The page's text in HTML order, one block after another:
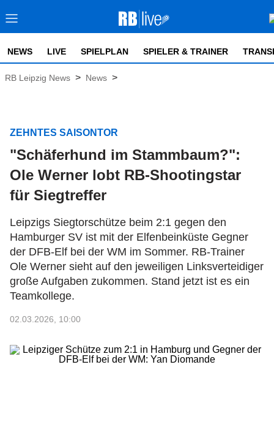
NEWS LIVE SPIELPLAN SPIELER & TRAINER
RB Leipzig News > News >
ZEHNTES SAISONTOR
"Schäferhund im Stammbaum?":
Ole Werner lobt RB-Shootingstar
für Siegtreffer
Leipzigs Siegtorschütze beim 2:1 gegen den
Hamburger SV ist mit der Elfenbeinküste Gegner
der DFB-Elf bei der WM im Sommer. RB-Trainer
Ole Werner sieht auf den jeweiligen Linksverteidiger
große Aufgaben zukommen. Stand jetzt ist es ein
Teamkollege.
02.03.2026, 10:00